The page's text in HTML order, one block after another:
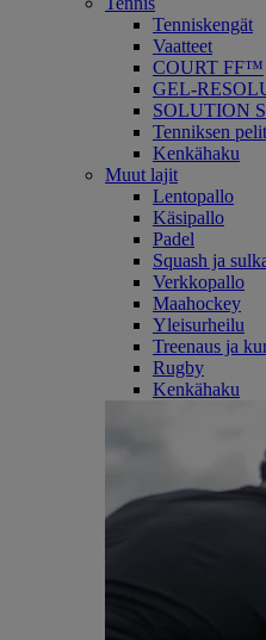
Tenniskengät
Vaatteet
COURT FF™
GEL-
SOLUTION
Tenniksen
Kenkähaku
Muut lajit
Lentopallo
Käsipallo
Padel
Squash ja
Verkkopallo
Maahockey
Yleisurheilu
Treenaus ja
Rugby
Kenkähaku